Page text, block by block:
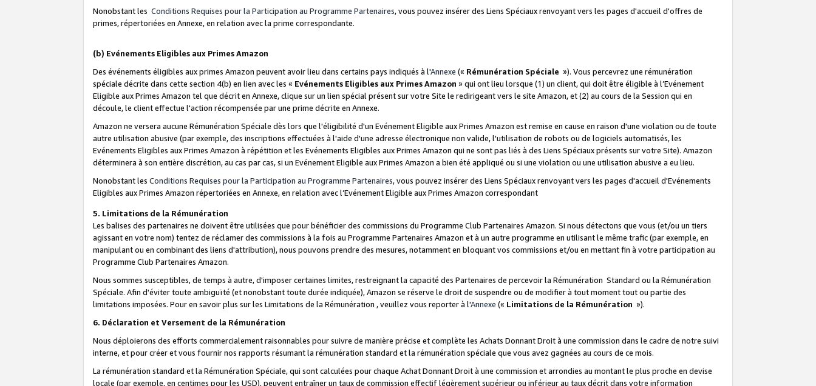
Nonobstant les Conditions Requises pour la Participation au Programme Partenaires, vous pouvez insérer des Liens Spéciaux renvoyant vers les pages d'accueil d'offres de
primes, répertoriées en Annexe, en relation avec la prime correspondante.
(b) Evénements Eligibles aux Primes Amazon
Des événements éligibles aux primes Amazon peuvent avoir lieu dans certains pays indiqués à l'Annexe (« Rémunération Spéciale »). Vous percevrez une rémunération
spéciale décrite dans cette section 4(b) en lien avec les « Evénements Eligibles aux Primes Amazon » qui ont lieu lorsque (1) un client, qui doit être éligible à l’Evénement
Eligible aux Primes Amazon tel que décrit en Annexe, clique sur un lien spécial présent sur votre Site le redirigeant vers le site Amazon, et (2) au cours de la Session qui en
découle, le client effectue l'action récompensée par une prime décrite en Annexe.
Amazon ne versera aucune Rémunération Spéciale dès lors que l'éligibilité d'un Evénement Eligible aux Primes Amazon est remise en cause en raison d'une violation ou de toute
autre utilisation abusive (par exemple, des inscriptions effectuées à l'aide d'une adresse électronique non valide, l'utilisation de robots ou de logiciels automatisés, les
Evénements Eligibles aux Primes Amazon à répétition et les Evénements Eligibles aux Primes Amazon qui ne sont pas liés à des Liens Spéciaux présents sur votre Site). Amazon
déterminera à son entière discrétion, au cas par cas, si un Evénement Eligible aux Primes Amazon a bien été appliqué ou si une violation ou une utilisation abusive a eu lieu.
Nonobstant les Conditions Requises pour la Participation au Programme Partenaires, vous pouvez insérer des Liens Spéciaux renvoyant vers les pages d'accueil d'Evénements
Eligibles aux Primes Amazon répertoriées en Annexe, en relation avec l’Evénement Eligible aux Primes Amazon correspondant
5. Limitations de la Rémunération
Les balises des partenaires ne doivent être utilisées que pour bénéficier des commissions du Programme Club Partenaires Amazon. Si nous détectons que vous (et/ou un tiers
agissant en votre nom) tentez de réclamer des commissions à la fois au Programme Partenaires Amazon et à un autre programme en utilisant le même trafic (par exemple, en
manipulant ou en combinant des liens d'attribution), nous pouvons prendre des mesures, notamment en bloquant vos commissions et/ou en mettant fin à votre participation au
Programme Club Partenaires Amazon.
Nous sommes susceptibles, de temps à autre, d'imposer certaines limites, restreignant la capacité des Partenaires de percevoir la Rémunération Standard ou la Rémunération
Spéciale. Afin d'éviter toute ambiguïté (et nonobstant toute durée indiquée), Amazon se réserve le droit de suspendre ou de modifier à tout moment tout ou partie des
limitations imposées. Pour en savoir plus sur les Limitations de la Rémunération , veuillez vous reporter à l'Annexe (« Limitations de la Rémunération »).
6. Déclaration et Versement de la Rémunération
Nous déploierons des efforts commercialement raisonnables pour suivre de manière précise et complète les Achats Donnant Droit à une commission dans le cadre de notre suivi
interne, et pour créer et vous fournir nos rapports résumant la rémunération standard et la rémunération spéciale que vous avez gagnées au cours de ce mois.
La rémunération standard et la Rémunération Spéciale, qui sont calculées pour chaque Achat Donnant Droit à une commission et arrondies au montant le plus proche en devise
locale (par exemple, en centimes pour les USD), peuvent entraîner un taux de commission effectif légèrement supérieur ou inférieur au taux décrit dans votre information